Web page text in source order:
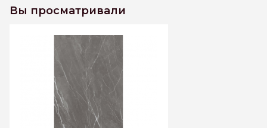
600*1200
Написать отзыв
Вы просматривали